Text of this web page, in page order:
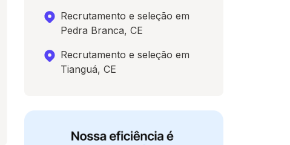
Recrutamento e seleção em
Pedra Branca, CE
Recrutamento e seleção em
Tianguá, CE